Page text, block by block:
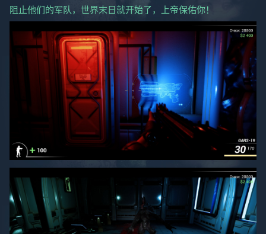
阻止他们的军队，世界末日就开始了，上帝保佑你！